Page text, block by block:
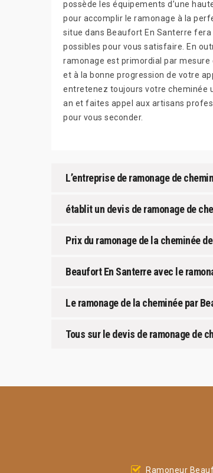
possède les équipements d’une
pour accomplir le ramonage à la
situe dans Beaufort En Santerre fera
possibles pour vous satisfaire. En
ramonage est primordial par mesure
et à la bonne progression de votre
entretenez toujours votre cheminée
an et faites appel aux artisans
pour vous seconder.
L’entreprise de ramonage de
établit un devis de ramonage de
Prix du ramonage de la cheminée
Beaufort En Santerre avec le
Le ramonage de la cheminée par
Tous sur le devis de ramonage de
Ramoneur